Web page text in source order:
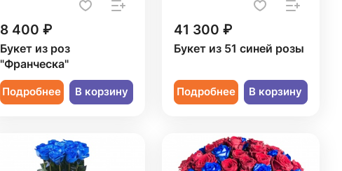
8 400 ₽
Букет из роз
"Франческа"
Подробнее В корзину
41 300 ₽
Букет из 51 синей розы
Подробнее В корзину